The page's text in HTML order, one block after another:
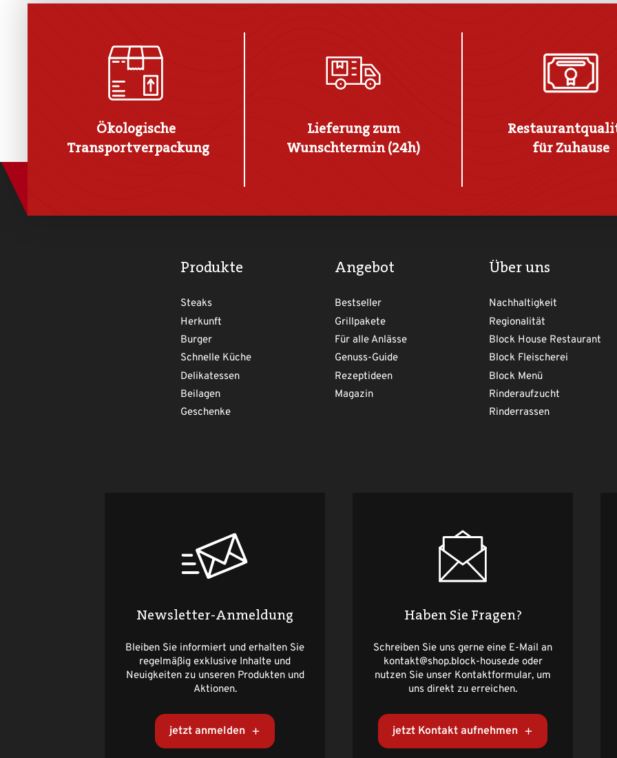
Ökologische
Transportverpackung
Lieferung zum
Wunschtermin (24h)
für Zuhause
Produkte
Steaks
Herkunft
Burger
Schnelle Küche
Delikatessen
Beilagen
Geschenke
Angebot
Bestseller
Grillpakete
Für alle Anlässe
Genuss-Guide
Rezeptideen
Magazin
Über uns
Nachhaltigkeit
Regionalität
Block House Restaurant
Block Fleischerei
Block Menü
Rinderaufzucht
Rinderrassen
Newsletter-Anmeldung
Bleiben Sie informiert und erhalten Sie
regelmäßig exklusive Inhalte und
Neuigkeiten zu unseren Produkten und
Aktionen.
jetzt anmelden
Haben Sie Fragen?
Schreiben Sie uns gerne eine E-Mail an
kontakt@shop.block-house.de oder
nutzen Sie unser Kontaktformular, um
uns direkt zu erreichen.
jetzt Kontakt aufnehmen